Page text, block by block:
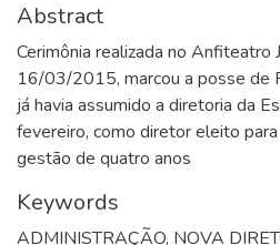
Abstract
Cerimônia realizada no Anfiteatro
16/03/2015, marcou a posse de
já havia assumido a diretoria da
fevereiro, como diretor eleito
gestão de quatro anos
Keywords
ADMINISTRAÇÃO, NOVA